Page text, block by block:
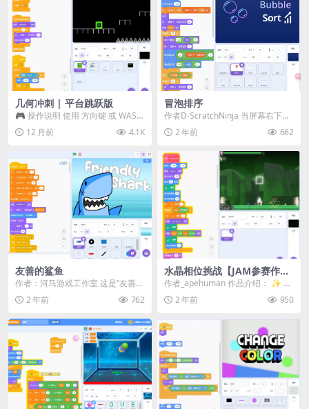
几何冲刺 | 平台跳跃版
🎮 操作说明 使用 方向键 或 WAS
D 控制移动 也可以通过 触摸操作进
行 蓝...12 月前 4.1K
冒泡排序
作者D-ScratchNinja 当屏幕右下角
出现箭头时，请点击任意位置以继
续。...2 年前 662
友善的鲨鱼
作者：河马游戏工作室 这是“友善鲨
鱼”游戏！ 吓跑那些接近危险的游泳
者！ 并尽量...
2 年前 762
水晶相位挑战【JAM参赛作
品】
作者_apehuman 作品介绍： ✨ 欢
迎来到《水晶相位挑战》！ 在这款
充满策...
2 年前 950